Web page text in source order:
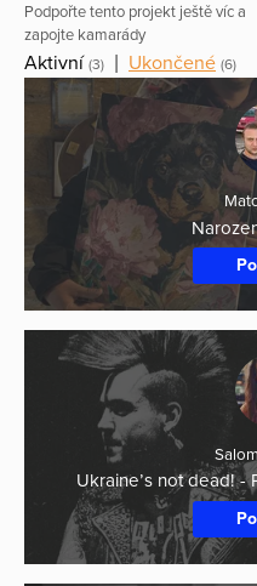
Podpořte tento projekt ještě víc a
zapojte kamarády
Aktivní (3) | Ukončené (6)
Ukraine’s not dead! -